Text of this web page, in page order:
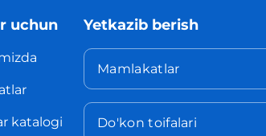
uchun
katalogi
Yetkazib berish
Mamlakatlar
Do'kon toifalari